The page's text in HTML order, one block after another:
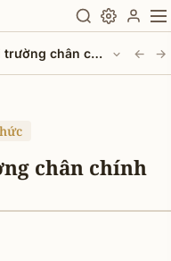
Ý nghĩa của hội trường chân chính ← →
chân chính